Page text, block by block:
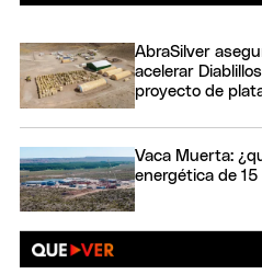
AbraSilver
acelerar
proyecto de
Vaca Muerta:
energética de